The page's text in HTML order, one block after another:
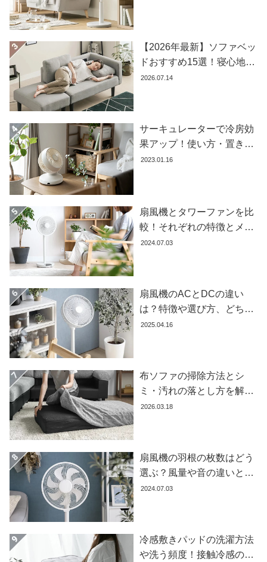
リ
ア
デ
ィ
ト
か
探
す
ピ
グ
イ
ド
お
支
払
い
に
つ
い
て
配
送
料
に
つ
【2026年最新】ソファベッ
ドおすすめ15選！寝心地で
失敗しない選び方
2026.07.14
サーキュレーターで冷房効
果アップ！使い方・置き場
所・風向きを徹底解説
2023.01.16
扇風機とタワーファンを比
較！それぞれの特徴とメリ
ット・デメリットを解説し
2024.07.03
扇風機のACとDCの違い
は？特徴や選び方、どちら
が良いかを徹底解説【おす
2025.04.16
布ソファの掃除方法とシ
ミ・汚れの落とし方を解説
【自分でできる】
2026.03.18
扇風機の羽根の枚数はどう
選ぶ？風量や音の違いとお
すすめ商品7選
2024.07.03
冷感敷きパッドの洗濯方法
や洗う頻度！接触冷感の効